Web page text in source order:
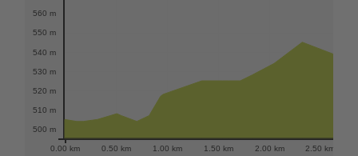
0.00 km 0.50 km 1.00 km 1.50 km 2.00 km 2.50 km
500 m
510 m
520 m
530 m
540 m
550 m
560 m